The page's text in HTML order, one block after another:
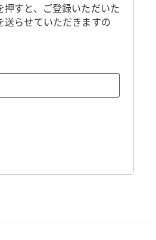
すと、ご登録いただいた
らせていただきますの